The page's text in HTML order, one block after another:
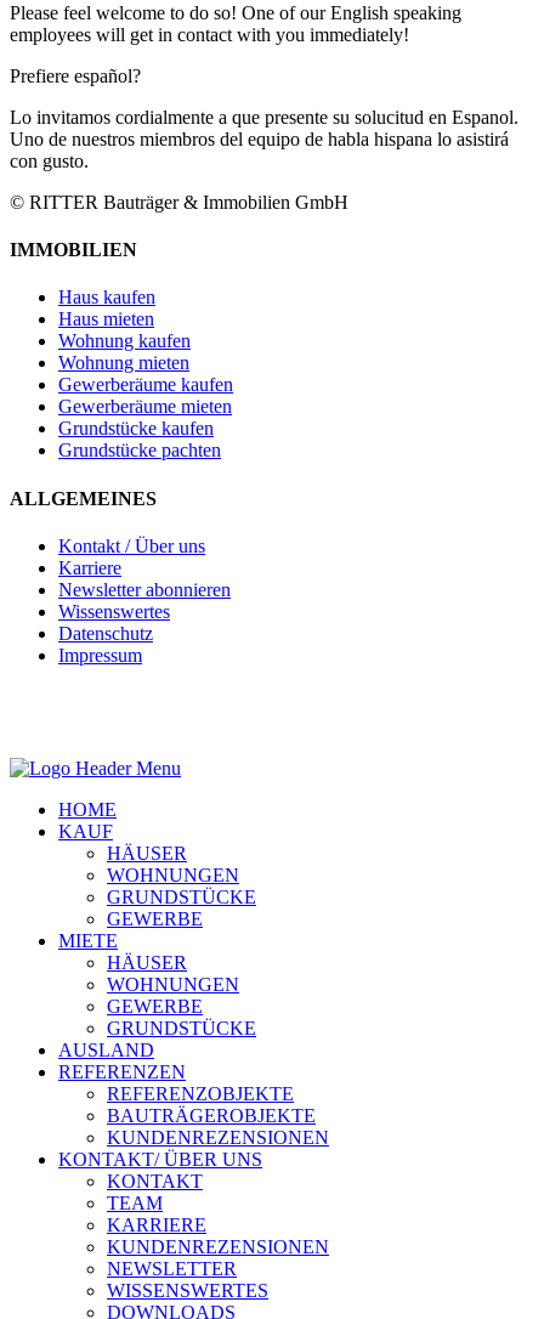
Please feel welcome to do so! One of our English speaking
employees will get in contact with you immediately!
Prefiere español?
Lo invitamos cordialmente a que presente su solucitud en Espanol.
Uno de nuestros miembros del equipo de habla hispana lo asistirá
con gusto.
© RITTER Bauträger & Immobilien GmbH
IMMOBILIEN
Haus kaufen
Haus mieten
Wohnung kaufen
Wohnung mieten
Gewerberäume kaufen
Gewerberäume mieten
Grundstücke kaufen
Grundstücke pachten
ALLGEMEINES
Kontakt / Über uns
Karriere
Newsletter abonnieren
Wissenswertes
Datenschutz
Impressum
HOME
KAUF
HÄUSER
WOHNUNGEN
GRUNDSTÜCKE
GEWERBE
MIETE
HÄUSER
WOHNUNGEN
GEWERBE
GRUNDSTÜCKE
AUSLAND
REFERENZEN
REFERENZOBJEKTE
BAUTRÄGEROBJEKTE
KUNDENREZENSIONEN
KONTAKT/ ÜBER UNS
KONTAKT
TEAM
KARRIERE
KUNDENREZENSIONEN
NEWSLETTER
WISSENSWERTES
DOWNLOADS